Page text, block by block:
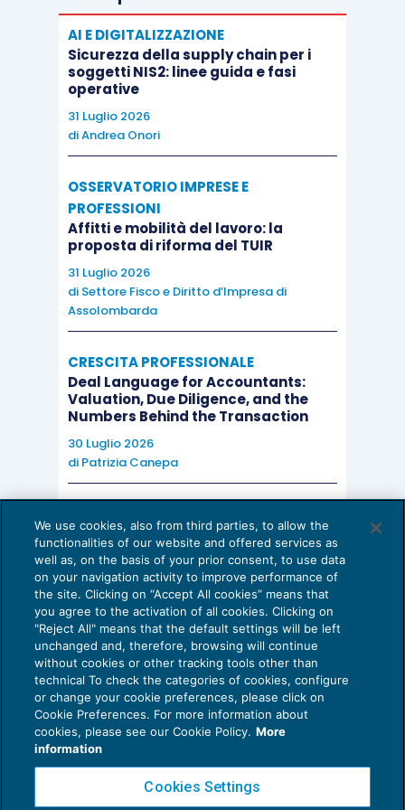
estensioneautomatica dellegaranzie
Ismeasu tutti i finanziamenti già garantiti
per i quali viene richiesto l’allungamento
della durata dei piani di ammortamento,
senza oneri aggiuntivi per le imprese.
sospensionedeitermini
realizzazione dei piani aziendali
termini di scadenza risultano compresi
tra 1° marzo 2020 e il 31 luglio 2020;
sospensionesino al 31 luglio 2020 di
tutte leattività di non-performing
attestazione ai sensi dell’articolo 13,
comma 4-bis, D.L. 193/2016.
Infine, ilcomma 5dell’
sospendeiversamentidelleritenuteallafonte
cui agli articoli 23 e 24, D.P.R. 600/1973, delle
trattenuterelative alleaddizionali regionali e
comunali, richiamati dalle lettere a) dei commi 1
e 3 dell’articolo 18 per gli enti non commerciali di
cui all’articolo 73, comma 1, lettera c), Tuir,
compresi glienti del terzo settore e gli enti
religiosi civilmente riconosciuti, che svolgono
attività istituzionale di interesse generale non in
regime d’impresa.
Questanormaèapplicabileanche alle
AI E DIGITALIZZAZIONE
Sicurezza della supply chain per i
soggetti NIS2: linee guida e fasi
operative
31 Luglio 2026
diAndrea Onori
OSSERVATORIO IMPRESE E
PROFESSIONI
Affitti e mobilità del lavoro: la
proposta di riforma del TUIR
31 Luglio 2026
di Settore Fisco e Diritto d’Impresa di
Assolombarda
CRESCITA PROFESSIONALE
Deal Language for Accountants:
Valuation, Due Diligence, and the
Numbers Behind the Transaction
30 Luglio 2026
di Patrizia Canepa
EU AI Act e studi professionali: le
scadenze concrete
27 Luglio 2026
di Diego BarberieStefano Dovier
Privacy Policy
Cookie Policy
We use cookies, also from third parties, to allow the
functionalities of our website and offered services as
well as, on the basis of your prior consent, to use data
on your navigation activity to improve performance of
the site. Clicking on “Accept All cookies” means that
you agree to the activation of all cookies. Clicking on
"Reject All" means that the default settings will be left
unchanged and, therefore, browsing will continue
without cookies or other tracking tools other than
technical To check the categories of cookies, configure
or change your cookie preferences, please click on
Cookie Preferences. For more information about
cookies, please see our Cookie Policy. More
information
Cookies Settings